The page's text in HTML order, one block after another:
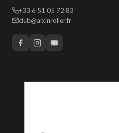
+33 6 51 05 72 83
club@aixinroller.fr